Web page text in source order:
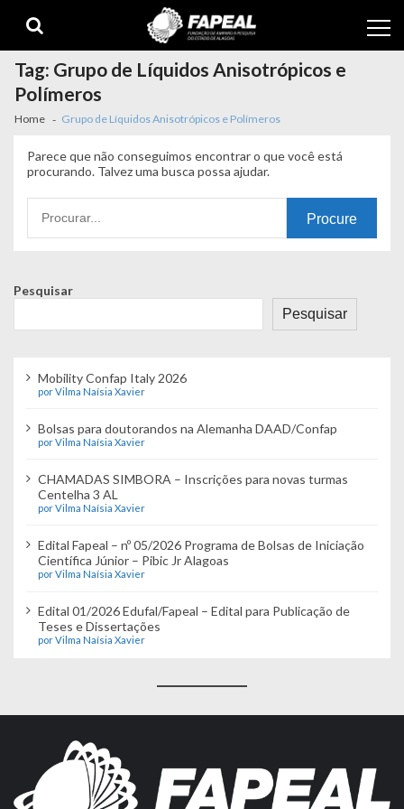
navigation
content
Tag: Grupo de Líquidos Anisotrópicos e
Polímeros
Home Grupo de Líquidos Anisotrópicos e Polímeros
Parece que não conseguimos encontrar o que você está
procurando. Talvez uma busca possa ajudar.
por:
Pesquisar
Pesquisar
Mobility Confap Italy 2026
por Vilma Naísia Xavier
Bolsas para doutorandos na Alemanha DAAD/Confap
por Vilma Naísia Xavier
CHAMADAS SIMBORA – Inscrições para novas turmas
Centelha 3 AL
por Vilma Naísia Xavier
Edital Fapeal – nº 05/2026 Programa de Bolsas de Iniciação
Científica Júnior – Pibic Jr Alagoas
por Vilma Naísia Xavier
Edital 01/2026 Edufal/Fapeal – Edital para Publicação de
Teses e Dissertações
por Vilma Naísia Xavier